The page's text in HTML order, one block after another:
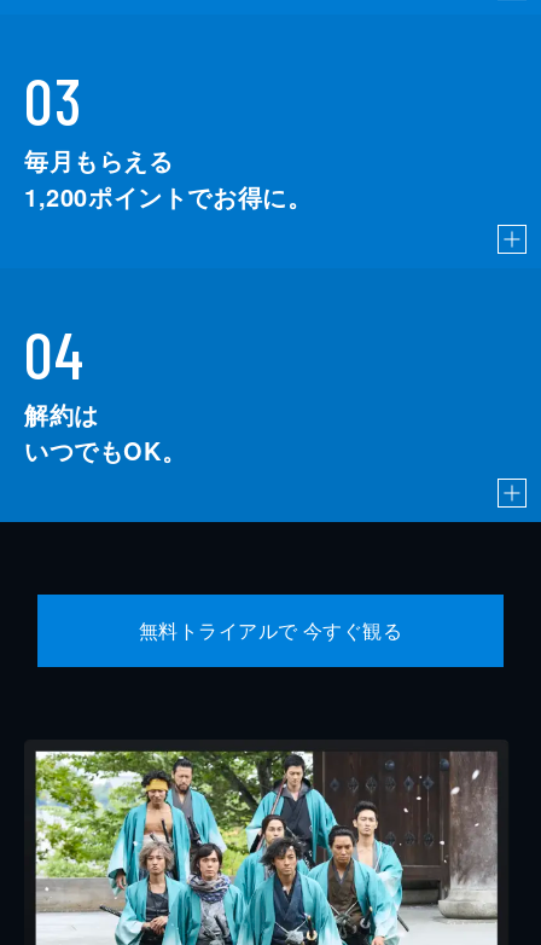
03
毎月もらえる
1,200ポイントでお得に。
04
解約は
いつでもOK。
無料トライアルで 今すぐ観る